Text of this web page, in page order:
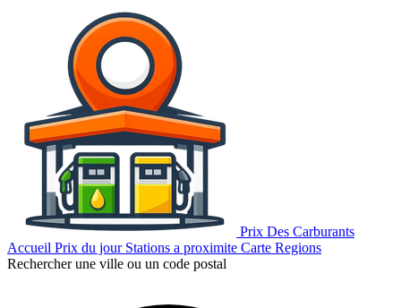
Prix Des Carburants
Accueil Prix du jour Stations a proximite Carte Regions
Rechercher une ville ou un code postal